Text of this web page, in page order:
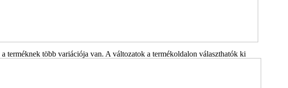
terméknek több variációja van. A változatok a termékoldalon választhatók ki